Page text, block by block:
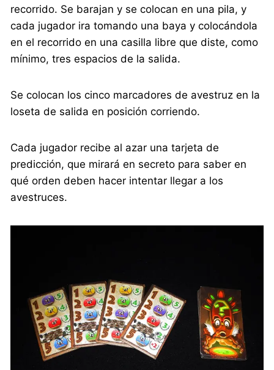
recorrido. Se barajan y se colocan en una pila, y
cada jugador ira tomando una baya y colocándola
en el recorrido en una casilla libre que diste, como
mínimo, tres espacios de la salida.
Se colocan los cinco marcadores de avestruz en la
loseta de salida en posición corriendo.
Cada jugador recibe al azar una tarjeta de
predicción, que mirará en secreto para saber en
qué orden deben hacer intentar llegar a los
avestruces.